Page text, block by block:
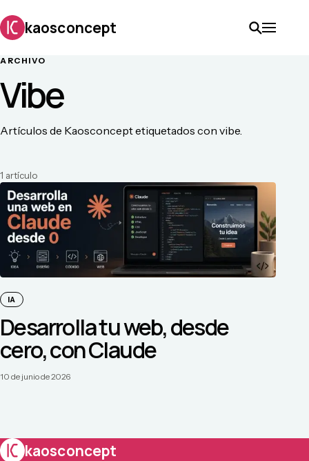
kaosconcept
ARCHIVO
Vibe
Artículos de Kaosconcept etiquetados con vibe.
1 artículo
IA
Desarrolla tu web, desde
cero, con Claude
10 de junio de 2026
kaosconcept